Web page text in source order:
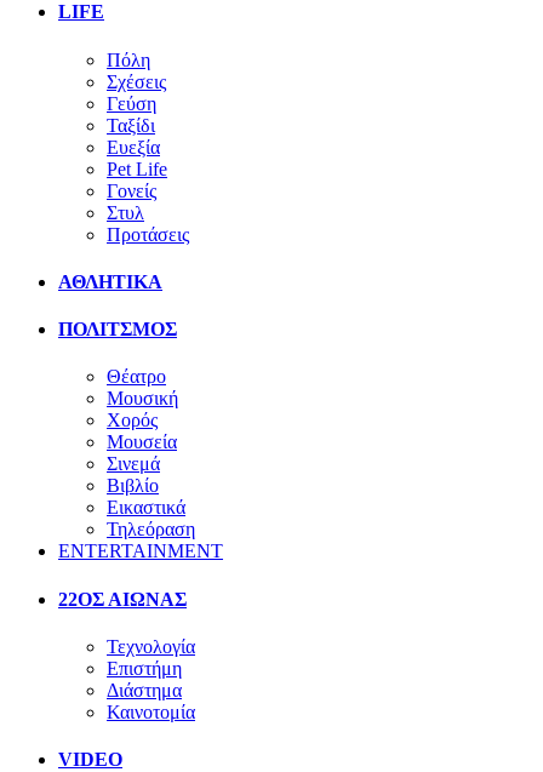
LIFE
Πόλη
Σχέσεις
Γεύση
Ταξίδι
Ευεξία
Pet Life
Γονείς
Στυλ
Προτάσεις
ΑΘΛΗΤΙΚΑ
ΠΟΛΙΤΣΜΟΣ
Θέατρο
Μουσική
Χορός
Μουσεία
Σινεμά
Βιβλίο
Εικαστικά
Τηλεόραση
ENTERTAINMENT
22ΟΣ ΑΙΩΝΑΣ
Τεχνολογία
Επιστήμη
Διάστημα
Καινοτομία
VIDEO